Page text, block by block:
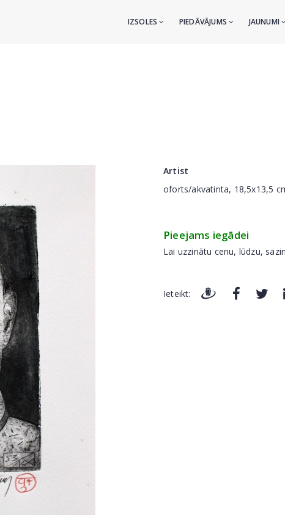
IZSOLES PIEDĀVĀJUMS JAUNUMI
Artist
oforts/akvatinta, 18,5x13,5
Pieejams iegādei
Lai uzzinātu cenu, lūdzu,
Ieteikt: